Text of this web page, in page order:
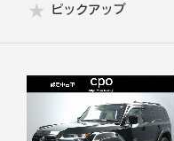
ピックアップ